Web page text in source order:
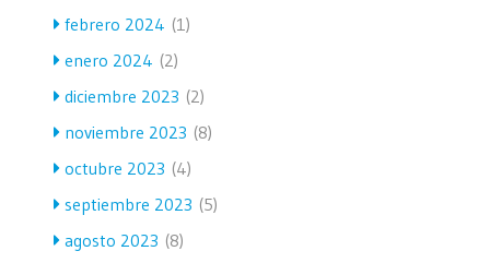
febrero 2024 (1)
enero 2024 (2)
diciembre 2023 (2)
noviembre 2023 (8)
octubre 2023 (4)
septiembre 2023 (5)
agosto 2023 (8)